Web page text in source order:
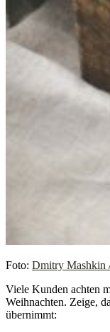
Foto: Dmitry Mashkin
Viele Kunden achten
Weihnachten. Zeige,
übernimmt: